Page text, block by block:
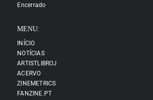
Encerrado
MENU:
INÍCIO
NOTÍCIAS
ARTISTLIBROJ
ACERVO
ZINEMETRICS
FANZINE.PT